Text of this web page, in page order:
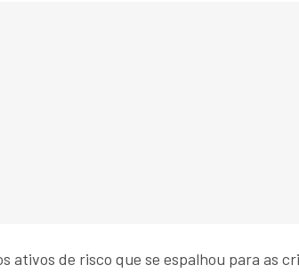
ativos de risco que se espalhou para as